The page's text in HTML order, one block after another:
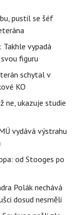
pustil se šéf
vypadá
figuru
schytal v
KO
ne, ukazuje studie
vydává výstrahu
od Stooges po
Polák nechává
dosud nesměli